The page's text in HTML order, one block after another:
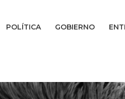
POLÍTICA GOBIERNO